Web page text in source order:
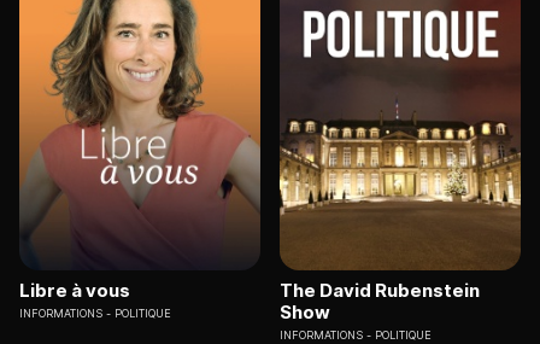
Libre à vous
INFORMATIONS POLITIQUE
The David Rubenstein
Show
INFORMATIONS POLITIQUE